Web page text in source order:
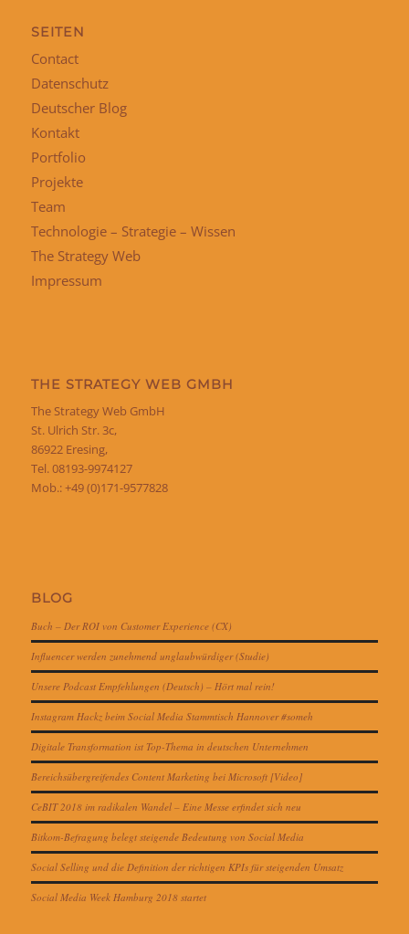
SEITEN
Contact
Datenschutz
Deutscher Blog
Kontakt
Portfolio
Projekte
Team
Technologie – Strategie – Wissen
The Strategy Web
Impressum
THE STRATEGY WEB GMBH
The Strategy Web GmbH
St. Ulrich Str. 3c,
86922 Eresing,
Tel. 08193-9974127
Mob.: +49 (0)171-9577828
BLOG
Buch – Der ROI von Customer Experience (CX)
Influencer werden zunehmend unglaubwürdiger (Studie)
Unsere Podcast Empfehlungen (Deutsch) – Hört mal rein!
Instagram Hackz beim Social Media Stammtisch Hannover #someh
Digitale Transformation ist Top-Thema in deutschen Unternehmen
Bereichsübergreifendes Content Marketing bei Microsoft [Video]
CeBIT 2018 im radikalen Wandel – Eine Messe erfindet sich neu
Bitkom-Befragung belegt steigende Bedeutung von Social Media
Social Selling und die Definition der richtigen KPIs für steigenden Umsatz
Social Media Week Hamburg 2018 startet